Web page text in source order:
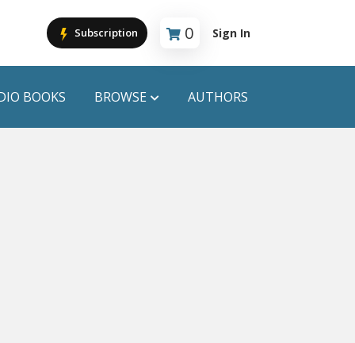
Subscription 0
Cart is empty
Sign In
BOOKS BROWSE AUTHORS